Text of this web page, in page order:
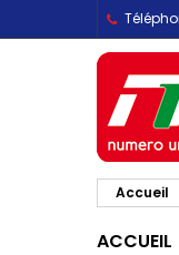
Accueil
ACCUEIL